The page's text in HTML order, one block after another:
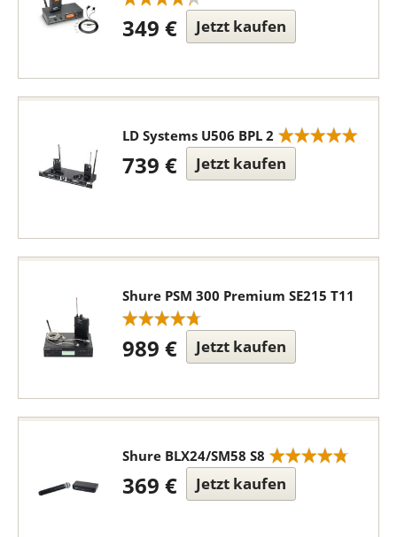
349 € Jetzt kaufen
LD Systems U506 BPL 2
739 € Jetzt kaufen
Shure PSM 300 Premium SE215 T11
989 € Jetzt kaufen
Shure BLX24/SM58 S8
369 € Jetzt kaufen